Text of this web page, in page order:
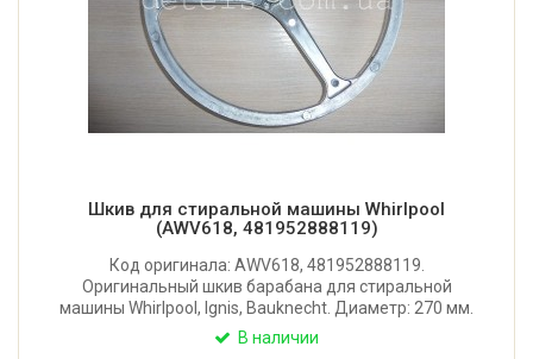
Шкив для стиральной машины Whirlpool
(AWV618, 481952888119)
Код оригинала: AWV618, 481952888119.
Оригинальный шкив барабана для стиральной
машины Whirlpool, Ignis, Bauknecht. Диаметр: 270 мм.
Посадочное место: 15x11 мм. Под клиновой ремень.
В наличии